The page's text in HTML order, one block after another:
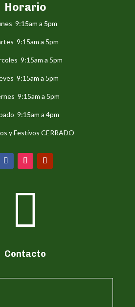
Horario
9:15am a 5pm
9:15am a 5pm
9:15am a 5pm
9:15am a 5pm
9:15am a 5pm
9:15am a 4pm
y Festivos CERRADO

Contacto